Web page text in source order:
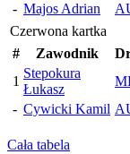
- Majos Adrian
Czerwona kartka
#
Zawodnik
1
Stepokura
Łukasz
- Cywicki Kamil
Cała tabela